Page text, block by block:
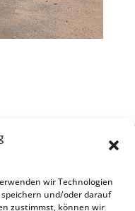
wir Technologien
und/oder darauf
zustimmst, können wir